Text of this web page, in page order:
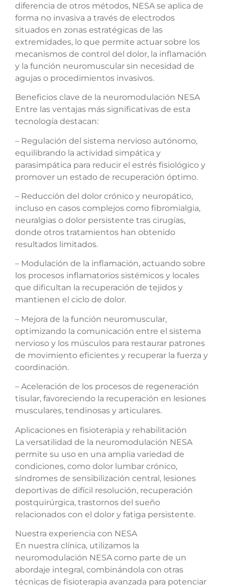
diferencia de otros métodos, NESA se aplica de
forma no invasiva a través de electrodos
situados en zonas estratégicas de las
extremidades, lo que permite actuar sobre los
mecanismos de control del dolor, la inflamación
y la función neuromuscular sin necesidad de
agujas o procedimientos invasivos.
Beneficios clave de la neuromodulación NESA
Entre las ventajas más significativas de esta
tecnología destacan:
– Regulación del sistema nervioso autónomo,
equilibrando la actividad simpática y
parasimpática para reducir el estrés fisiológico y
promover un estado de recuperación óptimo.
– Reducción del dolor crónico y neuropático,
incluso en casos complejos como fibromialgia,
neuralgias o dolor persistente tras cirugías,
donde otros tratamientos han obtenido
resultados limitados.
– Modulación de la inflamación, actuando sobre
los procesos inflamatorios sistémicos y locales
que dificultan la recuperación de tejidos y
mantienen el ciclo de dolor.
– Mejora de la función neuromuscular,
optimizando la comunicación entre el sistema
nervioso y los músculos para restaurar patrones
de movimiento eficientes y recuperar la fuerza y
coordinación.
– Aceleración de los procesos de regeneración
tisular, favoreciendo la recuperación en lesiones
musculares, tendinosas y articulares.
Aplicaciones en fisioterapia y rehabilitación
La versatilidad de la neuromodulación NESA
permite su uso en una amplia variedad de
condiciones, como dolor lumbar crónico,
síndromes de sensibilización central, lesiones
deportivas de difícil resolución, recuperación
postquirúrgica, trastornos del sueño
relacionados con el dolor y fatiga persistente.
Nuestra experiencia con NESA
En nuestra clínica, utilizamos la
neuromodulación NESA como parte de un
abordaje integral, combinándola con otras
técnicas de fisioterapia avanzada para potenciar